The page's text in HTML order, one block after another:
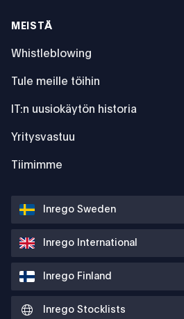
MEISTÄ
Whistleblowing
Tule meille töihin
IT:n uusiokäytön historia
Yritysvastuu
Tiimimme
Inrego Sweden
Inrego International
Inrego Finland
Inrego Stocklists